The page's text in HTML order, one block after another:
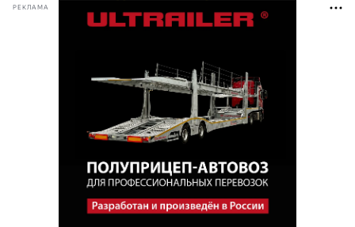
РЕКЛАМА